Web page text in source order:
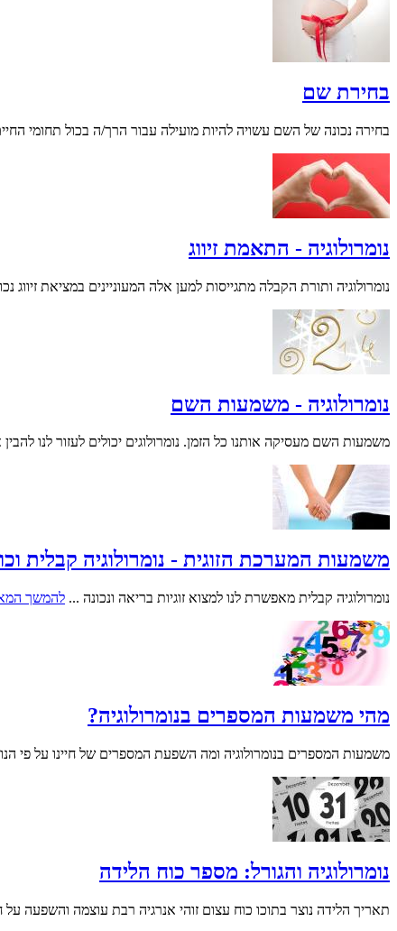
בחירת שם
בחירה נכונה של השם עשויה להיות מועילה עבור הרך/ה בכול תחומי
נומרולוגיה - התאמת זיווג
נומרולוגיה ותורת הקבלה מתגייסות למען אלה המעוניינים במציאת זיווג
נומרולוגיה - משמעות השם
משמעות השם מעסיקה אותנו כל הזמן. נומרולוגים יכולים לעזור לנו
משמעות המערכת הזוגית - נומרולוגיה קבלית
נומרולוגיה קבלית מאפשרת לנו למצוא זוגיות בריאה ונכונה ... להמשך
מהי משמעות המספרים בנומרולוגיה?
משמעות המספרים בנומרולוגיה ומה השפעת המספרים של חיינו על פי
נומרולוגיה והגורל: מספר כוח הלידה
תאריך הלידה נוצר בתוכו כוח עצום זוהי אנרגיה רבת עוצמה והשפעה על